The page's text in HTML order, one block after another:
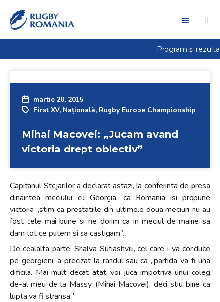
martie 20, 2015
First XV, Națională, Rugby Europe Championship
Mihai Macovei: „Jucam avand
victoria drept obiectiv”
Capitanul Stejarilor a declarat astazi, la conferinta de presa
dinaintea meciului cu Georgia, ca Romania isi propune
victoria „stim ca prestatiile din ultimele doua meciuri nu au
fost cele mai bune si ne dorim ca in meciul de maine sa
dam tot ce putem si sa castigam”.
De cealalta parte, Shalva Sutiashvili, cel care-i va conduce
pe georgieni, a precizat la randul sau ca „partida va fi una
dificila. Mai mult decat atat, voi juca impotriva unui coleg
de-al meu de la Massy (Mihai Macovei), deci stiu bine ca
lupta va fi stransa.”